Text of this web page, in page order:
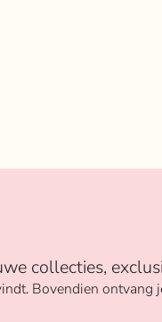
collecties,
Bovendien